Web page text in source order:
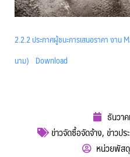
2.2.2 ประกาศผู้ชนะการเสนอราคา งาน
นาม) Download
ธันวา
ข่าวจัดซื้อจัดจ้าง,ข่าวป
หน่วยพัส